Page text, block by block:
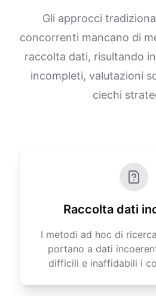
Gli approcci
concorrenti mancano di
raccolta dati, risultando
incompleti, valutazioni
ciechi
Raccolta dati
I metodi ad hoc di
portano a dati
difficili e inaffidabili i